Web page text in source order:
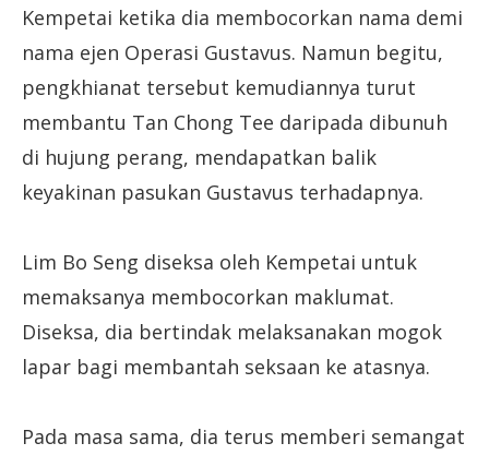
Kempetai ketika dia membocorkan nama demi
nama ejen Operasi Gustavus. Namun begitu,
pengkhianat tersebut kemudiannya turut
membantu Tan Chong Tee daripada dibunuh
di hujung perang, mendapatkan balik
keyakinan pasukan Gustavus terhadapnya.
Lim Bo Seng diseksa oleh Kempetai untuk
memaksanya membocorkan maklumat.
Diseksa, dia bertindak melaksanakan mogok
lapar bagi membantah seksaan ke atasnya.
Pada masa sama, dia terus memberi semangat